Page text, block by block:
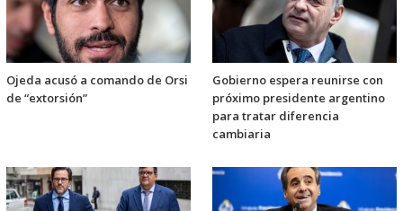
Ojeda acusó a comando de Orsi
de “extorsión”
Gobierno espera reunirse con
próximo presidente argentino
para tratar diferencia
cambiaria